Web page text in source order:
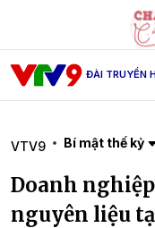
ĐÀI TRUYỀN
VTV9 Bí mật thế kỷ
Doanh
nguyên liệu